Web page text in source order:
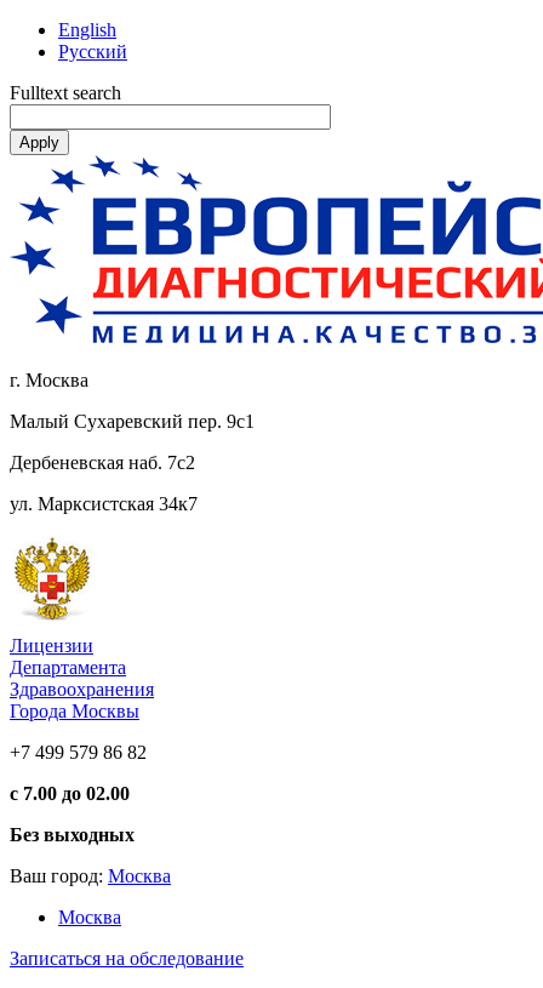
English
Русский
Fulltext search
г. Москва
Малый Сухаревский пер. 9с1
Дербеневская наб. 7с2
ул. Марксистская 34к7
Лицензии
Департамента
Здравоохранения
Города Москвы
+7 499 579 86 82
с 7.00 до 02.00
Без выходных
Ваш город: Москва
Москва
Записаться на обследование